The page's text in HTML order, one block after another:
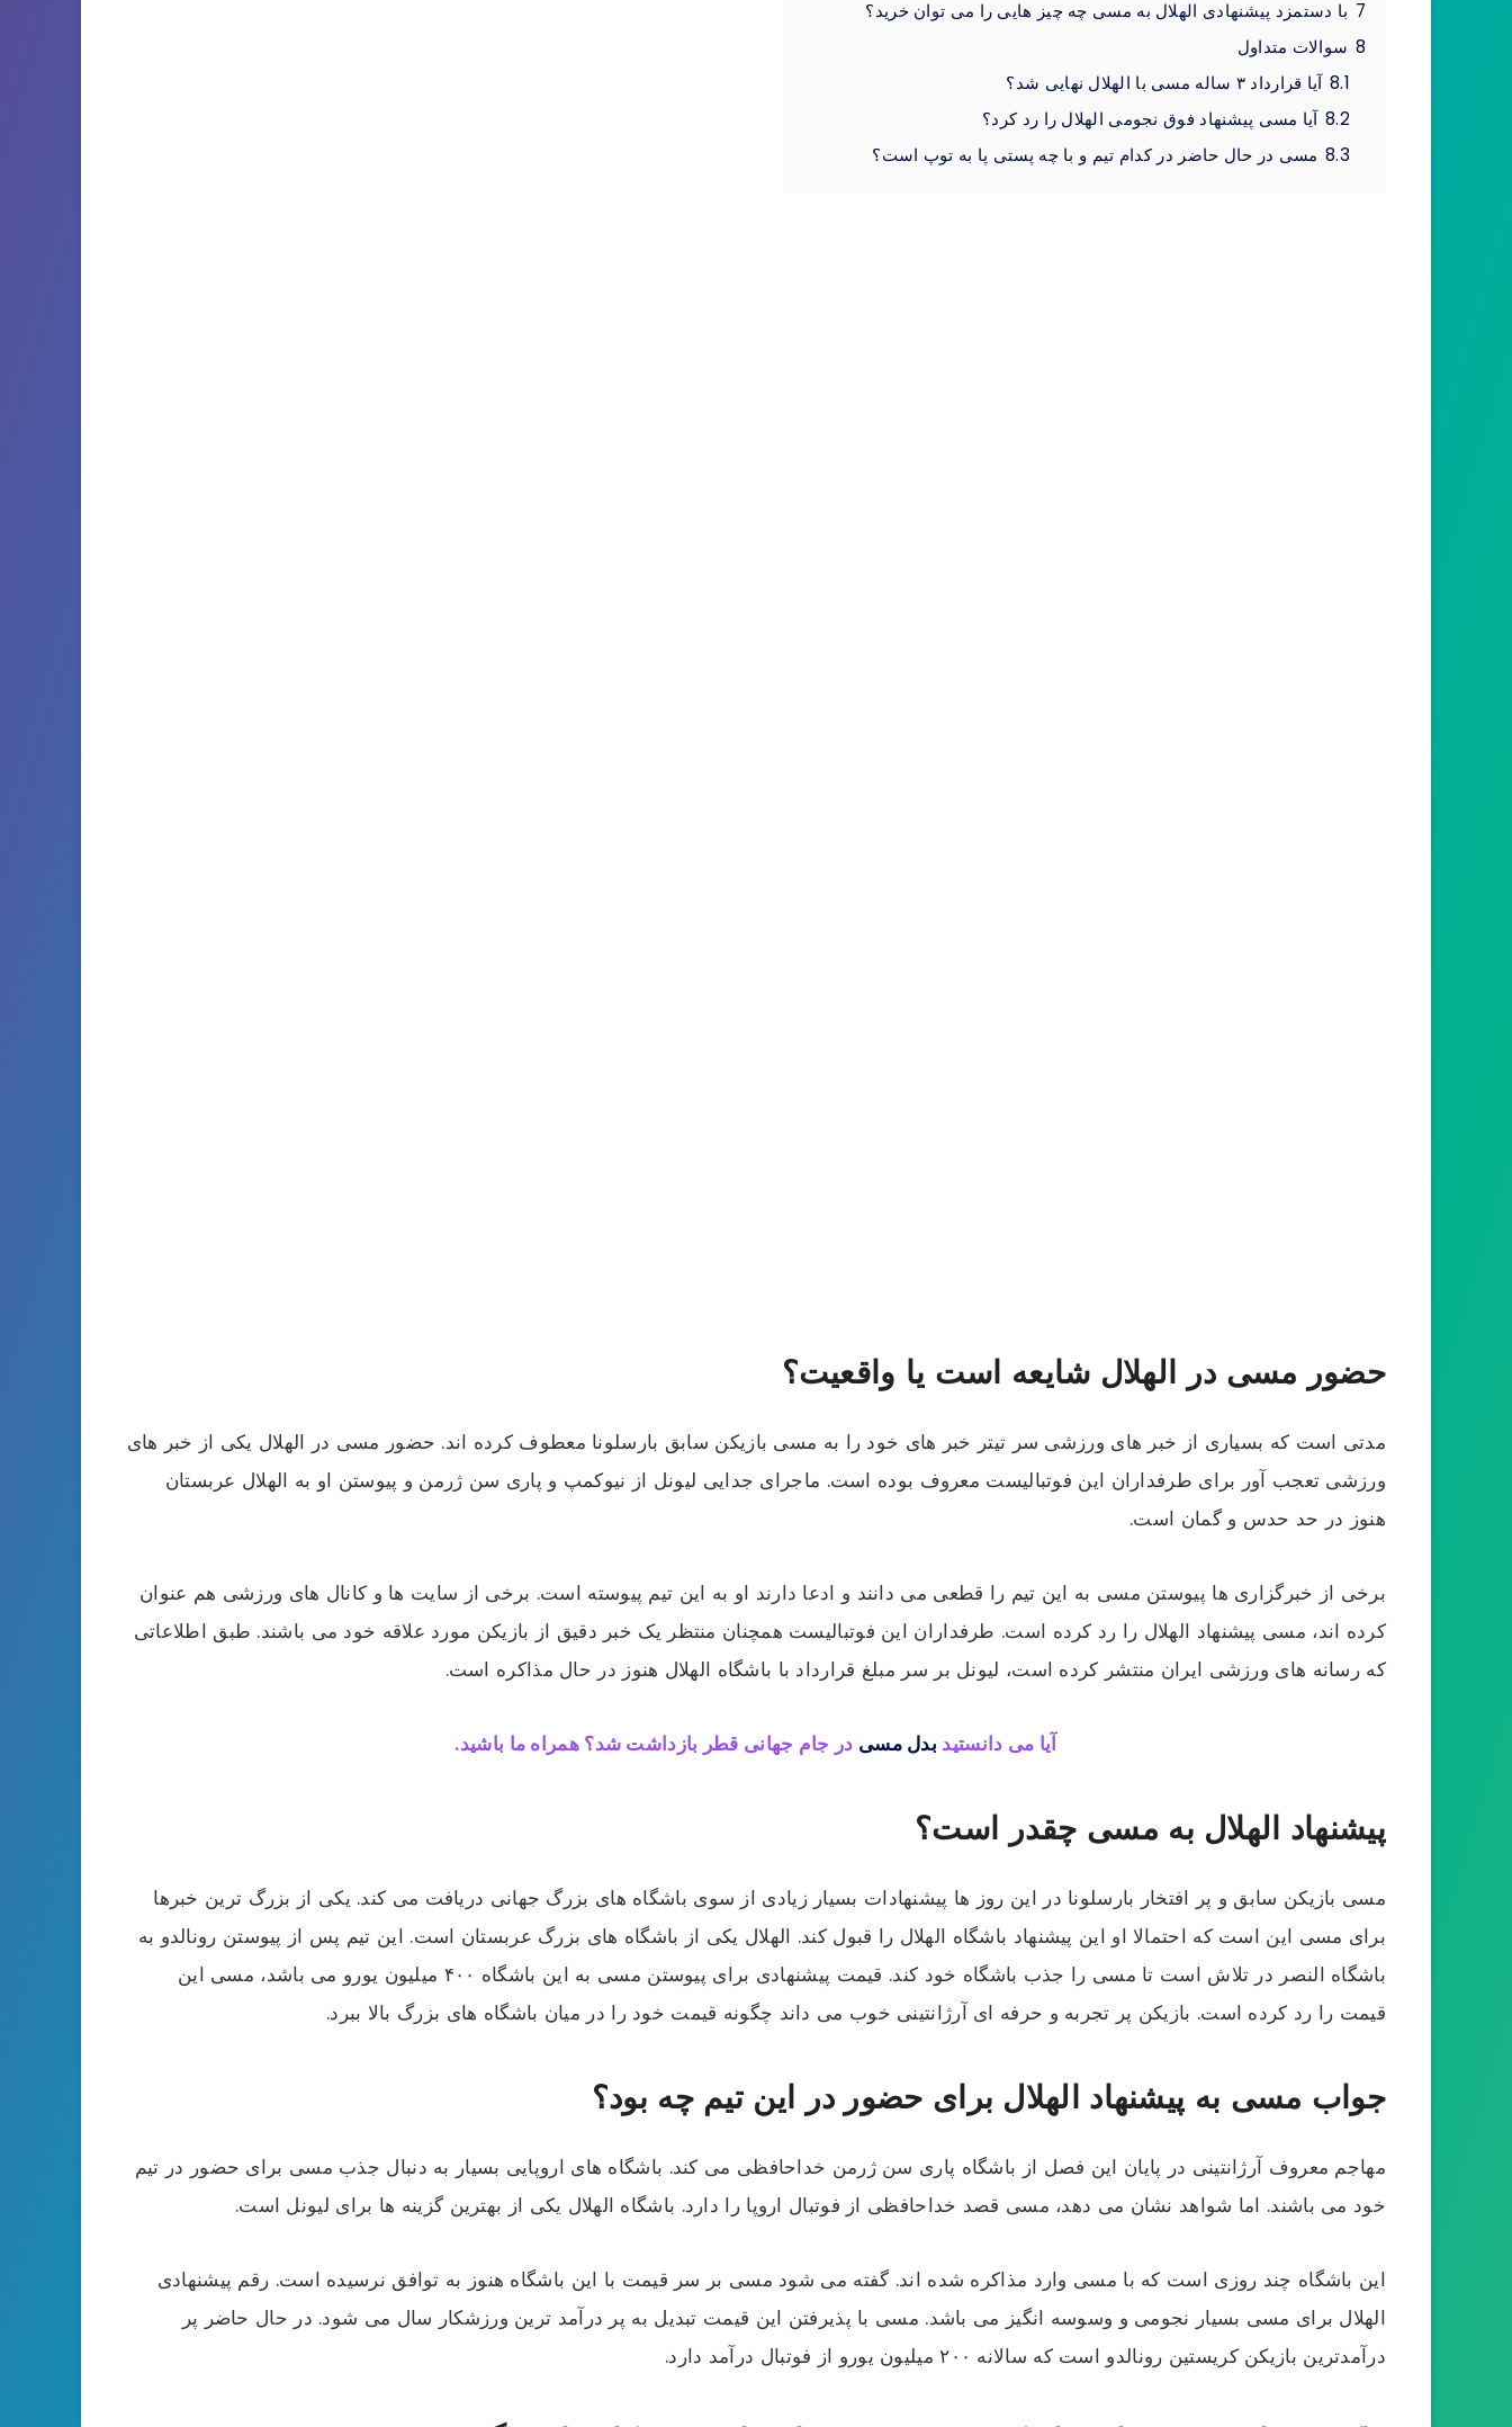
7 با دستمزد پیشنهادی الهلال به مسی چه چیز هایی را می‌ توان خرید؟
8 سوالات متداول
8.1 آیا قرارداد ۳ ساله مسی با الهلال نهایی شد؟
8.2 آیا مسی پیشنهاد فوق نجومی الهلال را رد کرد؟
8.3 مسی در حال حاضر در کدام تیم و با چه پستی پا به توپ است؟
حضور مسی در الهلال شایعه است یا واقعیت؟
مدتی است که بسیاری از خبر های ورزشی سر تیتر خبر های خود را به مسی بازیکن سابق بارسلونا معطوف کرده اند‌. حضور مسی در الهلال یکی از خبر های
ورزشی تعجب آور برای طرفداران این فوتبالیست معروف بوده است. ماجرای جدایی لیونل از نیوکمپ و پاری سن ژرمن و پیوستن او به الهلال عربستان
هنوز در حد حدس و گمان است.
برخی از خبرگزاری ها پیوستن مسی به این تیم را قطعی می دانند و ادعا دارند او به این تیم پیوسته است. برخی از سایت ها و کانال های ورزشی هم عنوان
کرده اند، مسی پیشنهاد الهلال را رد کرده است. طرفداران این فوتبالیست همچنان منتظر یک خبر دقیق از بازیکن مورد علاقه خود می باشند. طبق اطلاعاتی
که رسانه های ورزشی ایران منتشر کرده است، لیونل بر سر مبلغ قرارداد با باشگاه الهلال هنوز در حال مذاکره است.
آیا می دانستید بدل مسی در جام جهانی قطر بازداشت شد؟ همراه ما باشید.
پیشنهاد الهلال به مسی چقدر است؟
مسی بازیکن سابق و پر افتخار بارسلونا در این روز ها پیشنهادات بسیار زیادی از سوی باشگاه های بزرگ جهانی دریافت می کند. یکی از بزرگ ترین خبرها
برای مسی این است که احتمالا او این پیشنهاد باشگاه الهلال را قبول کند. الهلال یکی از باشگاه های بزرگ عربستان است. این تیم پس از پیوستن رونالدو به
باشگاه النصر در تلاش است تا مسی را جذب باشگاه خود کند. قیمت پیشنهادی برای پیوستن مسی به این باشگاه ۴۰۰ میلیون یورو می باشد، مسی این
قیمت را رد کرده است‌. بازیکن پر تجربه و حرفه ای آرژانتینی خوب می داند چگونه قیمت خود را در میان باشگاه های بزرگ بالا ببرد.
جواب مسی به پیشنهاد الهلال برای حضور در این تیم چه بود؟
مهاجم معروف آرژانتینی در پایان این فصل از باشگاه پاری‌ سن‌ ژرمن خداحافظی می کند. باشگاه های اروپایی بسیار به دنبال جذب مسی برای حضور در تیم
خود می باشند. اما شواهد نشان می دهد، مسی قصد خداحافظی از فوتبال اروپا را دارد. باشگاه الهلال یکی از بهترین گزینه ها برای لیونل است.
این باشگاه چند روزی است که با مسی وارد مذاکره شده اند. گفته می شود مسی بر سر قیمت با این باشگاه هنوز به توافق نرسیده است. رقم پیشنهادی
الهلال برای مسی بسیار نجومی و وسوسه انگیز می باشد. مسی با پذیرفتن این قیمت تبدیل به پر درآمد ترین ورزشکار سال می شود. در حال حاضر پر
درآمدترین بازیکن کریستین رونالدو است که سالانه ۲۰۰ میلیون یورو از فوتبال درآمد دارد.